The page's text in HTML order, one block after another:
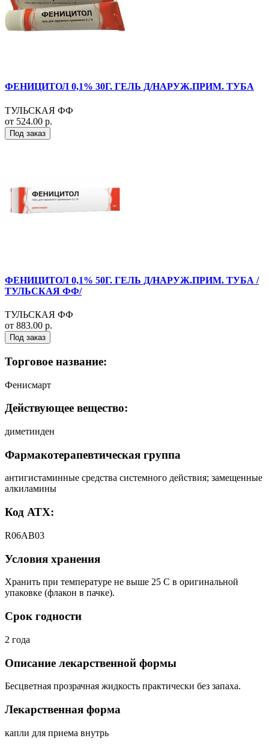
ФЕНИЦИТОЛ 0,1% 30Г. ГЕЛЬ Д/НАРУЖ.ПРИМ. ТУБА
ТУЛЬСКАЯ ФФ
от 524.00 р.
Под заказ
ФЕНИЦИТОЛ 0,1% 50Г. ГЕЛЬ Д/НАРУЖ.ПРИМ. ТУБА /
ТУЛЬСКАЯ ФФ/
ТУЛЬСКАЯ ФФ
от 883.00 р.
Под заказ
Торговое название:
Фенисмарт
Действующее вещество:
диметинден
Фармакотерапевтическая группа
антигистаминные средства системного действия; замещенные
алкиламины
Код АТХ:
R06AB03
Условия хранения
Хранить при температуре не выше 25 С в оригинальной
упаковке (флакон в пачке).
Срок годности
2 года
Описание лекарственной формы
Бесцветная прозрачная жидкость практически без запаха.
Лекарственная форма
капли для приема внутрь